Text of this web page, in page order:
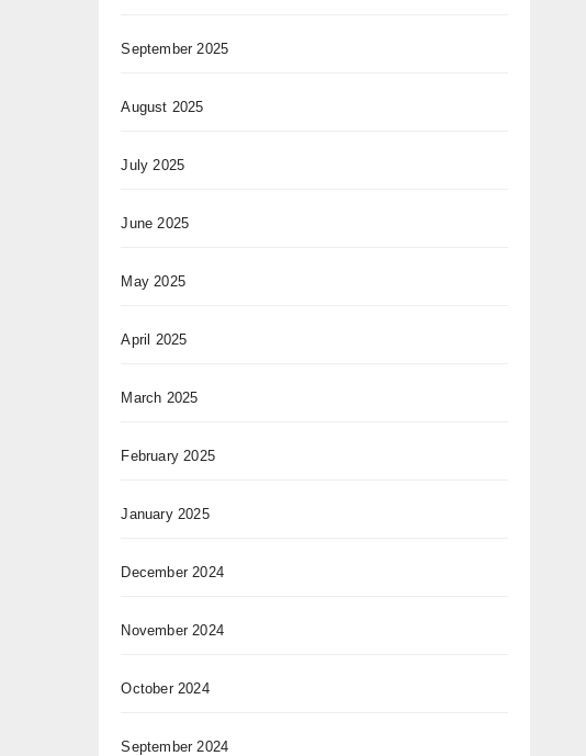
September 2025
August 2025
July 2025
June 2025
May 2025
April 2025
March 2025
February 2025
January 2025
December 2024
November 2024
October 2024
September 2024